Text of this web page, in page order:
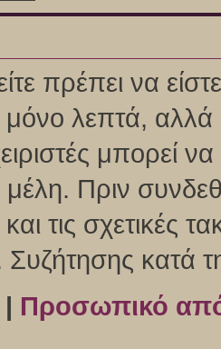
πρέπει να
μόνο λεπτά,
μπορεί
Πριν
τις σχετικές
Συζήτησης κατά
| Προσωπικό